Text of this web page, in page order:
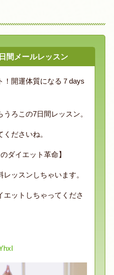
間メールレッスン
！開運体質になる７days
ろこの7日間レッスン。
ださいね。
ダイエット革命】
ッスンしちゃいます。
エットしちゃってくださ